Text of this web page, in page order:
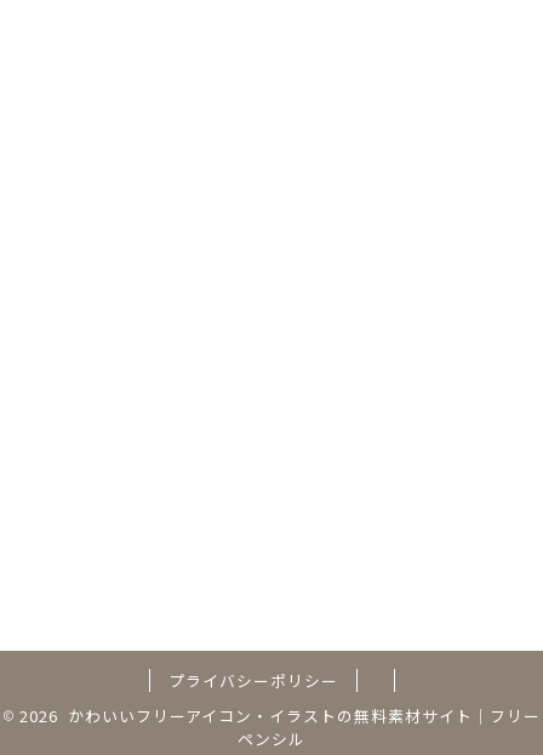
プライバシーポリシー
2026 かわいいフリーアイコン・イラストの無料素材サイト｜フリー
ペンシル